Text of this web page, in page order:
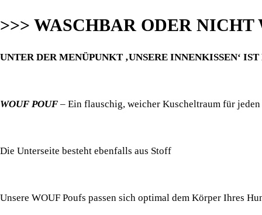
>>> WASCHBAR ODER NICHT
UNTER DER MENÜPUNKT ‚UNSERE INNENKISSEN‘
WOUF POUF – Ein flauschig, weicher Kuscheltraum für
Die Unterseite besteht ebenfalls aus Stoff
Unsere WOUF Poufs passen sich optimal dem Körper Ihres